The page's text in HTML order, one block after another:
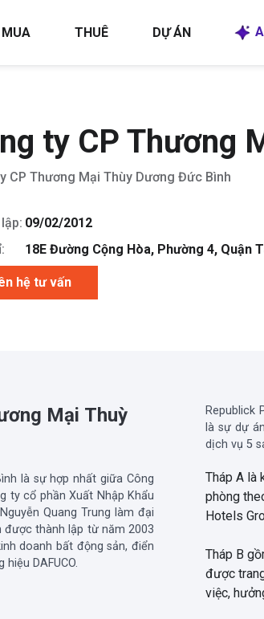
MUA THUÊ DỰ ÁN
ty CP Thương
CP Thương Mại Thùy Dương Đức Bình
09/02/2012
18E Đường Cộng Hòa, Phường 4, Quận
hệ tư vấn
Mại Thuỳ
là sự hợp nhất giữa Công
ty cổ phần Xuất Nhập Khẩu
Quang Trung làm đại
được thành lập từ năm 2003
doanh bất động sản, điển
DAFUCO.
Republick
là sự dự
dịch vụ 5
Tháp A là
phòng
Hotels
Tháp B
được
việc,